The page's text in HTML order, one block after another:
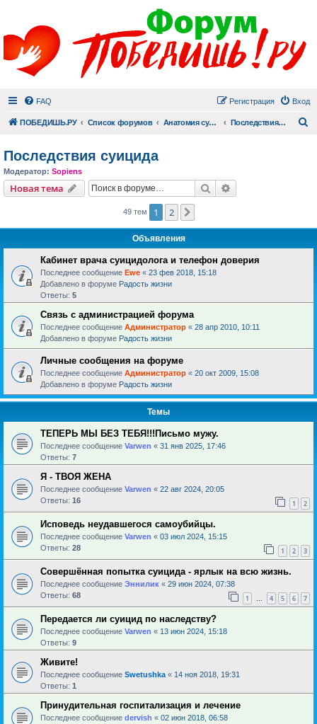
FAQ Вход
Регистрация
ПОБЕДИШЬ.РУ Список форумов Анатомия суицида Последствия суицида
Последствия суицида
Модератор: Sopiens
Новая тема Поиск
49 тем 1 2
Объявления
Кабинет врача суицидолога и телефон доверия
Последнее сообщение Ewe « 23 фев 2018, 15:18
Добавлено в форуме Радость жизни
Ответы: 5
Связь с администрацией форума
Последнее сообщение Администратор « 28 апр 2010, 10:11
Добавлено в форуме Радость жизни
Личные сообщения на форуме
Последнее сообщение Администратор « 20 окт 2009, 15:08
Добавлено в форуме Радость жизни
Темы
ТЕПЕРЬ МЫ БЕЗ ТЕБЯ!!!Письмо мужу.
Последнее сообщение Varwen « 31 янв 2025, 17:46
Ответы: 7
Я - ТВОЯ ЖЕНА
Последнее сообщение Varwen « 22 авг 2024, 20:05
Ответы: 16 1 2
Исповедь неудавшегося самоубийцы.
Последнее сообщение Varwen « 03 июл 2024, 15:15
Ответы: 28 1 2 3
Совершённая попытка суицида - ярлык на всю жизнь.
Последнее сообщение Эннилик « 29 июн 2024, 07:38
Ответы: 68 1 … 4 5 6 7
Передается ли суицид по наследству?
Последнее сообщение Varwen « 13 июн 2024, 15:18
Ответы: 9
Живите!
Последнее сообщение Swetushka « 14 ноя 2018, 19:31
Ответы: 1
Принудительная госпитализация и лечение
Последнее сообщение dervish « 02 июн 2018, 06:58